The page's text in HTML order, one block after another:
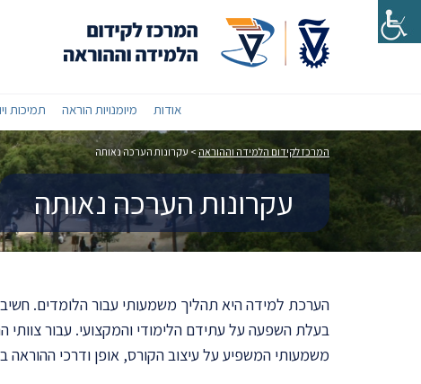
אודות מיומנויות הוראה תמיכות
המרכז לקידום הלמידה וההוראה > עקרונות הערכה נאותה
עקרונות הערכה נאותה
הערכת למידה היא תהליך משמעותי עבור הלומדים.
בעלת השפעה על עתידם הלימודי והמקצועי. עבור צוותי
משמעותי המשפיע על עיצוב הקורס, אופן ודרכי ההוראה